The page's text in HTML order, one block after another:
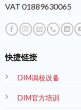
VAT 01889630065
快捷链接
DIM调校设备
DIM官方培训